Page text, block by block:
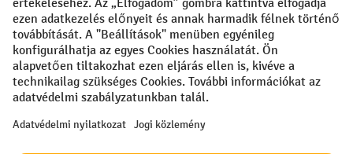
Facebook
YouTube
LinkedIn
Instagram
Impresszum ÁSZF Adatvédelmi tájékoztató
Adatvédelmi beállítások